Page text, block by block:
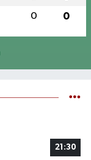
0 0
21:30